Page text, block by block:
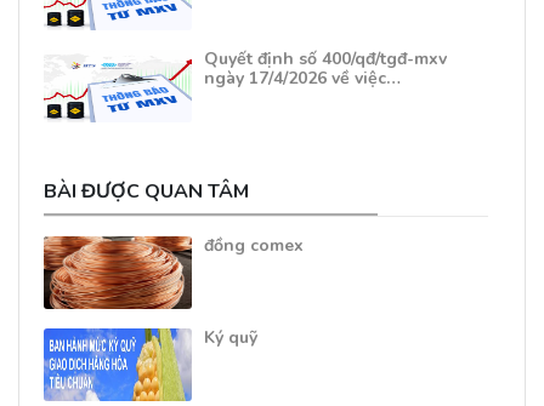
Quyết định số 400/qđ/tgđ-mxv
ngày 17/4/2026 về việc…
BÀI ĐƯỢC QUAN TÂM
đồng comex
Ký quỹ